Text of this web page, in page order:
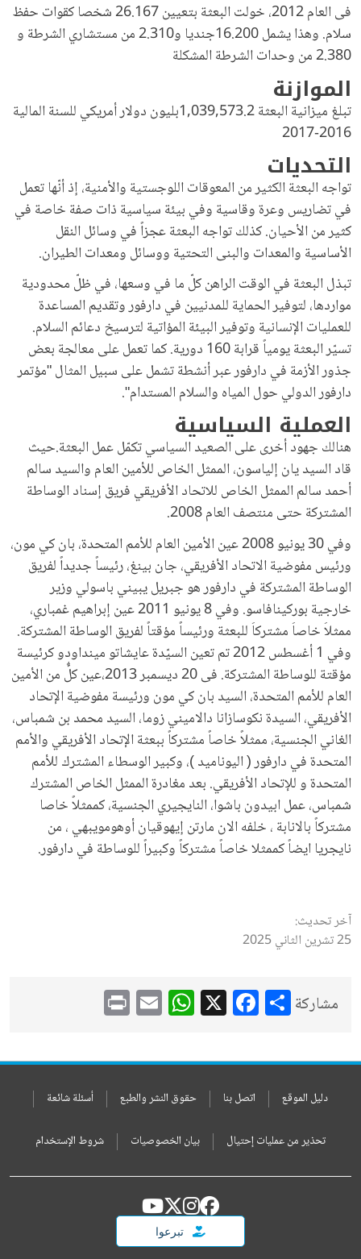
فى العام 2012، خولت البعثة بتعيين 26.167 شخصا كقوات حفظ
سلام. وهذا يشمل 16.200جنديا و2.310 من مستشاري الشرطة و
2.380 من وحدات الشرطة المشكلة
الموازنة
تبلغ ميزانية البعثة 1,039,573.2بليون دولار أمريكي للسنة المالية
2016-2017
التحديات
تواجه البعثة الكثير من المعوقات اللوجستية والأمنية، إذ أنّها تعمل
في تضاريس وعرة وقاسية وفي بيئة سياسية ذات صفة خاصة في
كثير من الأحيان. كذلك تواجه البعثة عجزاً في وسائل النقل
الأساسية والمعدات والبنى التحتية ووسائل ومعدات الطيران.
تبذل البعثة في الوقت الراهن كلّ ما في وسعها، في ظلّ محدودية
مواردها، لتوفير الحماية للمدنيين في دارفور وتقديم المساعدة
للعمليات الإنسانية وتوفير البيئة المؤاتية لترسيخ دعائم السلام.
تسيّر البعثة يومياً قرابة 160 دورية. كما تعمل على معالجة بعض
جذور الأزمة في دارفور عبر أنشطة تشمل على سبيل المثال "مؤتمر
دارفور الدولي حول المياه والسلام المستدام".
العملية السياسية
هنالك جهود أخرى على الصعيد السياسي تكمّل عمل البعثة.حيث
قاد السيد يان إلياسون، الممثل الخاص للأمين العام والسيد سالم
أحمد سالم الممثل الخاص للاتحاد الأفريقي فريق إسناد الوساطة
المشتركة حتى منتصف العام 2008.
وفي 30 يونيو 2008 عين الأمين العام للأمم المتحدة، بان كي مون،
ورئيس مفوضية الاتحاد الأفريقي، جان بينغ، رئيساً جديداً لفريق
الوساطة المشتركة في دارفور هو جبريل يبيني باسولي وزير
خارجية بوركينافاسو. وفي 8 يونيو 2011 عين إبراهيم غمباري،
ممثلاَ خاصاَ مشتركاَ للبعثة ورئيساً مؤقتاً لفريق الوساطة المشتركة.
وفي 1 أغسطس 2012 تم تعين السيّدة عايشاتو مينداودو كرئيسة
مؤقتة للوساطة المشتركة. فى 20 ديسمبر 2013،عين كلٌّ من الأمين
العام للأمم المتحدة، السيد بان كي مون ورئيسة مفوضية الإتحاد
الأفريقي، السيدة نكوسازانا دالاميني زوما، السيد محمد بن شمباس،
الغاني الجنسية، ممثلاً خاصاً مشتركاً ببعثة الإتحاد الأفريقي والأمم
المتحدة في دارفور ( اليوناميد )، وكبير الوسطاء المشترك للأمم
المتحدة و للإتحاد الأفريقي. بعد مغادرة الممثل الخاص المشترك
شمباس، عمل ابيدون باشوا، النايجيري الجنسية، كممثلاً خاصا
مشتركاً بالانابة ، خلفه الان مارتن إيهوقيان أوهومويبهي ، من
نايجريا ايضاً كممثلا خاصاً مشتركاً وكبيراً للوساطة في دارفور.
آخر تحديث:
25 تشرين الثاني 2025
مشاركةShare
Facebook
X
WhatsApp
Email
Print
دليل الموقع اتصل بنا حقوق النشر والطبع أسئلة شائعة
تحذير من عمليات إحتيال بيان الخصوصيات شروط الإستخدام
تبرعوا